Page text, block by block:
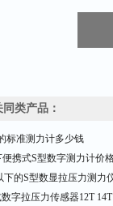
类产品：
标准测力计多少钱
便携式S型数字测力计价
下的S型数显拉压力测力
字拉压力传感器12T 14T